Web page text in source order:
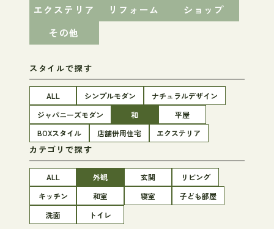
エクステリア
リフォーム
ショップ
その他
スタイルで探す
ALL シンプルモダン
ナチュラルデザイン
ジャパニーズモダン
和
平屋
BOXスタイル
店舗併用住宅 エクステリア
カテゴリで探す
ALL 外観 玄関
リビング
キッチン
和室 寝室
子ども部屋
洗面
トイレ